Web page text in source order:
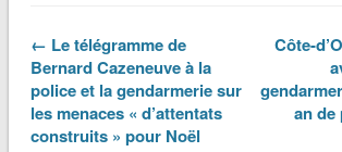
← Le télégramme de
Bernard Cazeneuve à la
police et la gendarmerie sur
les menaces « d’attentats
construits » pour Noël
Côte-
an